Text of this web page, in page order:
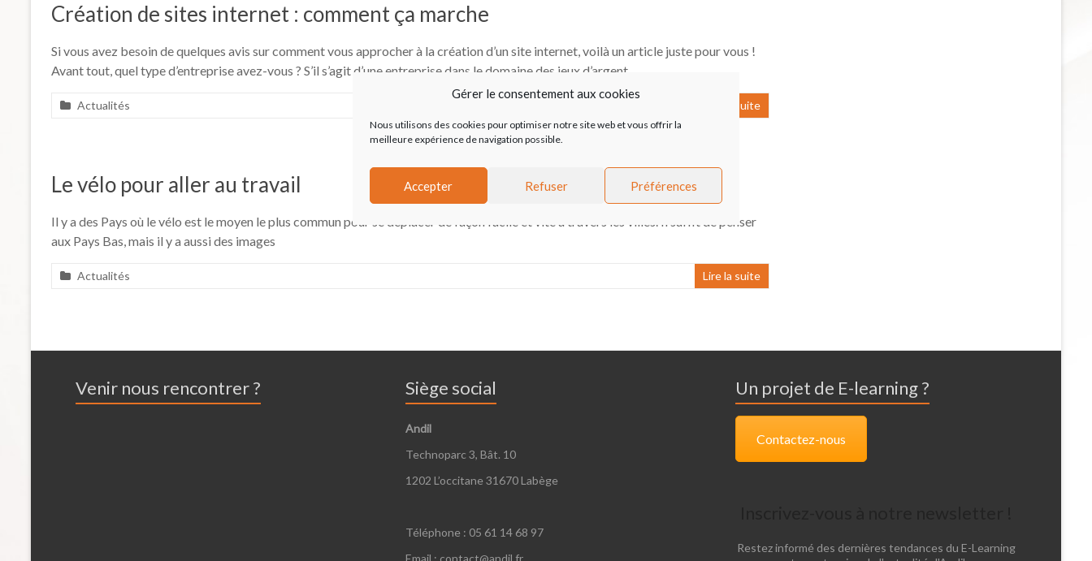
Gérer le consentement aux cookies
Nous utilisons des cookies pour optimiser notre site web et vous offrir la
meilleure expérience de navigation possible.
Accepter Refuser Préférences
Création de sites internet : comment ça marche
Si vous avez besoin de quelques avis sur comment vous approcher à la création d’un site internet, voilà un article juste pour vous !
Avant tout, quel type d’entreprise avez-vous ? S’il s’agit d’une entreprise dans le domaine des jeux d’argent,
Actualités Lire la suite
Le vélo pour aller au travail
Il y a des Pays où le vélo est le moyen le plus commun pour se déplacer de façon facile et vite à travers les villes. Il suffit de penser
aux Pays Bas, mais il y a aussi des images
Actualités Lire la suite
Venir nous rencontrer ? Siège social
Andil
Technoparc 3, Bât. 10
1202 L’occitane 31670 Labège
Téléphone : 05 61 14 68 97
Email : contact@andil.fr
Un projet de E-learning ?
Contactez-nous
Restez informé des dernières tendances du E-Learning